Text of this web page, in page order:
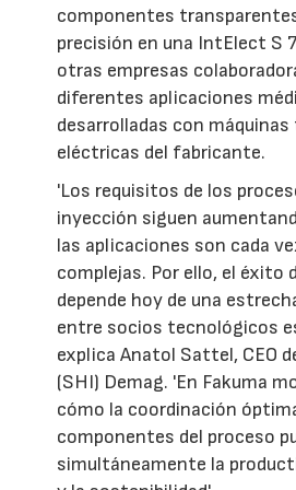
componentes
precisión en una IntElect S
otras empresas
diferentes aplicaciones
desarrolladas con
eléctricas del fabricante.
'Los requisitos de los
inyección siguen
las aplicaciones son cada
complejas. Por ello, el éxito
depende hoy de una
entre socios tecnológicos
explica Anatol Sattel, CEO
(SHI) Demag. 'En Fakuma
cómo la coordinación
componentes del proceso
simultáneamente la